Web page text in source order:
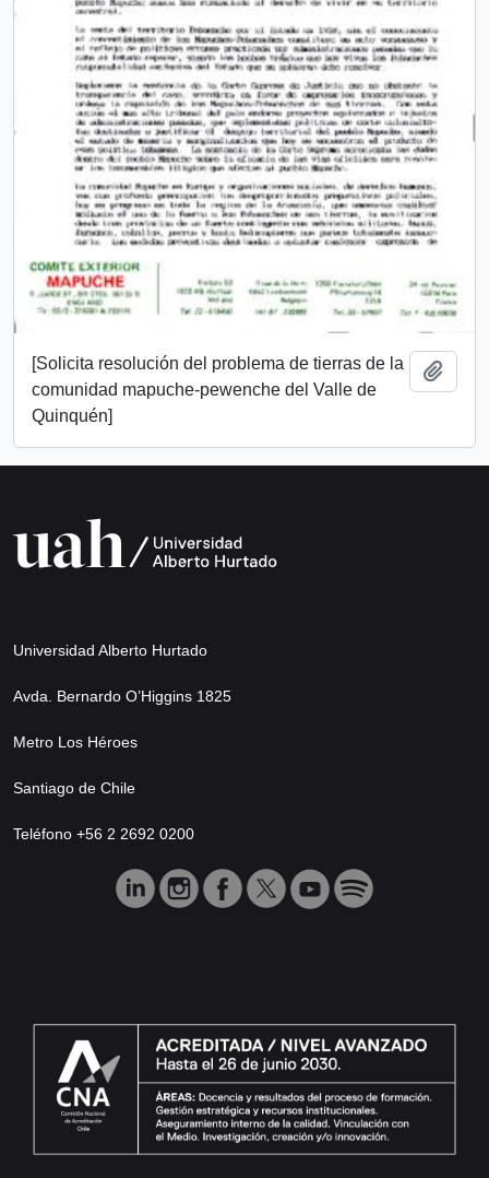
[Solicita resolución del problema de tierras de la
comunidad mapuche-pewenche del Valle de
Quinquén]
Universidad Alberto Hurtado
Avda. Bernardo O’Higgins 1825
Metro Los Héroes
Santiago de Chile
Teléfono +56 2 2692 0200